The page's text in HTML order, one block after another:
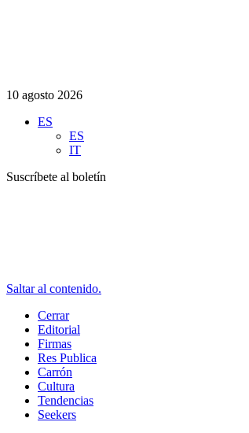
10 agosto 2026
ES
ES
IT
Suscríbete al boletín
Saltar al contenido.
Cerrar
Editorial
Firmas
Res Publica
Carrón
Cultura
Tendencias
Seekers